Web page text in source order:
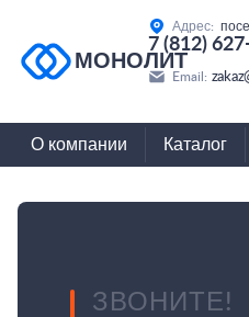
МОНОЛИТ
Адрес:
7 (812)
Email:
О компании Каталог
ЗВОНИТЕ!